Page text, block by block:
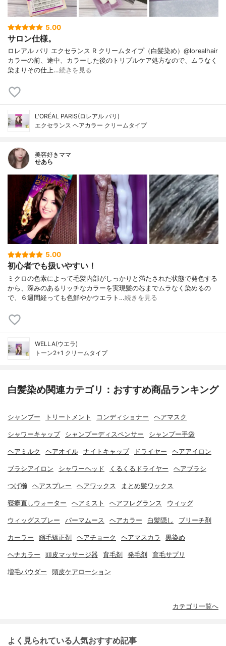
5.00
サロン仕様。
ロレアル パリ エクセランス R クリームタイプ（白髪染め）@lorealhair
カラーの前、途中、カラーした後のトリプルケア処方なので、ムラなく
染まりその仕上…続きを見る
L'ORÉAL PARIS(ロレアル パリ)
エクセランス ヘアカラー クリームタイプ
美容好きママ
せあら
5.00
初心者でも扱いやすい！
ミクロの色素によって毛髪内部がしっかりと満たされた状態で発色する
から、深みのあるリッチなカラーを実現髪の芯までムラなく染めるの
で、６週間経っても色鮮やかウエラト…続きを見る
WELLA(ウエラ)
トーン2+1 クリームタイプ
白髪染め関連カテゴリ：おすすめ商品ランキング
シャンプー トリートメント コンディショナー ヘアマスク
シャワーキャップ シャンプーディスペンサー シャンプー手袋
ヘアミルク ヘアオイル ナイトキャップ ドライヤー ヘアアイロン
ブラシアイロン シャワーヘッド くるくるドライヤー ヘアブラシ
つげ櫛 ヘアスプレー ヘアワックス まとめ髪ワックス
寝癖直しウォーター ヘアミスト ヘアフレグランス ウィッグ
ウィッグスプレー パーマムース ヘアカラー 白髪隠し ブリーチ剤
カーラー 縮毛矯正剤 ヘアチョーク ヘアマスカラ 黒染め
ヘナカラー 頭皮マッサージ器 育毛剤 発毛剤 育毛サプリ
増毛パウダー 頭皮ケアローション
カテゴリ一覧へ
よく見られている人気おすすめ記事